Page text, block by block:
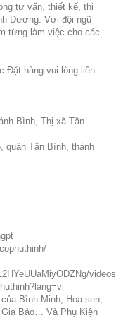
tư vấn, thiết kế, thi
Dương. Với đội ngũ
từng làm việc cho các
Đặt hàng vui lòng liên
Bình, Thị xã Tân
quận Tân Bình, thành
Bình Minh, Hoa sen,
Gia Bảo… Và Phụ Kiện